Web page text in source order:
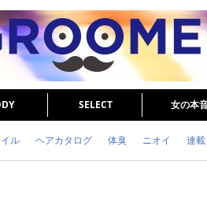
SELECT 女の本
ル ヘアカタログ 体臭 ニオイ 連載